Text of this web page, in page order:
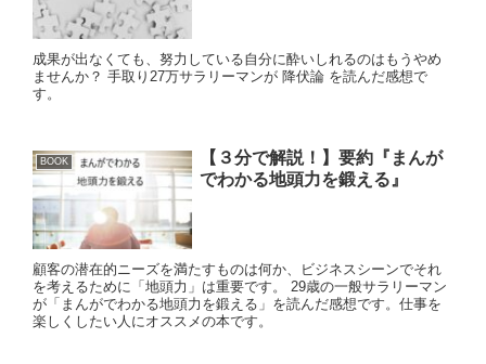
成果が出なくても、努力している自分に酔いしれるのはもうやめ
ませんか？ 手取り27万サラリーマンが 降伏論 を読んだ感想で
す。
BOOK
【３分で解説！】要約『まんが
でわかる地頭力を鍛える』
顧客の潜在的ニーズを満たすものは何か、ビジネスシーンでそれ
を考えるために「地頭力」は重要です。 29歳の一般サラリーマン
が「まんがでわかる地頭力を鍛える」を読んだ感想です。仕事を
楽しくしたい人にオススメの本です。